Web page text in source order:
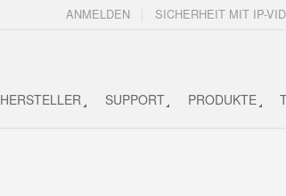
SICHERHEIT MIT IP-
ANMELDEN
HERSTELLER SUPPORT PRODUKTE